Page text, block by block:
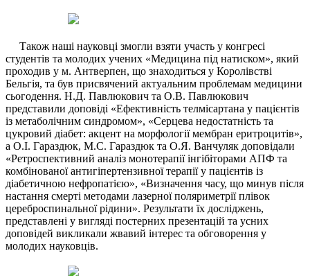
Також наші науковці змогли взяти участь у конгресі
студентів та молодих учених «Медицина під натиском», який
проходив у м. Антверпен, що знаходиться у Королівстві
Бельгія, та був присвячений актуальним проблемам медицини
сьогодення. Н.Д. Павлюкович та О.В. Павлюкович
представили доповіді «Ефективність телмісартана у пацієнтів
із метаболічним синдромом», «Серцева недостатність та
цукровий діабет: акцент на морфології мембран еритроцитів»,
а О.І. Гараздюк, М.С. Гараздюк та О.Я. Ванчуляк доповідали
«Ретроспективний аналіз монотерапії інгібіторами АПФ та
комбінованої антигіпертензивної терапії у пацієнтів із
діабетичною нефропатією», «Визначення часу, що минув після
настання смерті методами лазерної поляриметрії плівок
цереброспинальної рідини». Результати їх досліджень,
представлені у вигляді постерних презентацій та усних
доповідей викликали жвавий інтерес та обговорення у
молодих науковців.